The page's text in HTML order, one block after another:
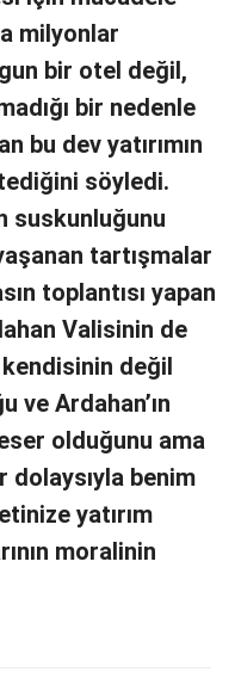
milyonlar
bir otel değil,
bir nedenle
bu dev yatırımın
söyledi.
suskunluğunu
tartışmalar
toplantısı yapan
Valisinin de
kendisinin değil
ve Ardahan’ın
olduğunu ama
dolaysıyla benim
yatırım
moralinin